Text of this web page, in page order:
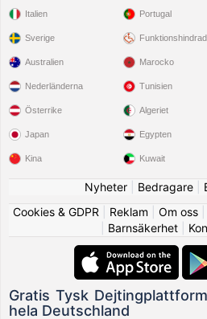
Italien
Sverige
Portugal
Funktionshindrad
Australien
Nederländerna
Österrike
Japan
Kina
Marocko
Tunisien
Algeriet
Egypten
Kuwait
Nyheter| Bedragare|
Cookies & GDPR
Reklam Om oss|
Barnsäkerhet|
Gratis Tysk
hela Deutschland